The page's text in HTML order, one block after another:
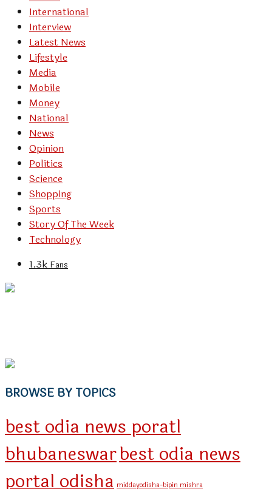
International
Interview
Latest News
Lifestyle
Media
Mobile
Money
National
News
Opinion
Politics
Science
Shopping
Sports
Story Of The Week
Technology
1.3k Fans
BROWSE BY TOPICS
best odia news poratl
bhubaneswarbest odia news
portal odisha middayodisha-bipin mishra